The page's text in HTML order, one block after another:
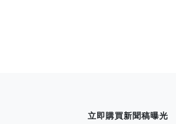
立即購買新聞稿曝光